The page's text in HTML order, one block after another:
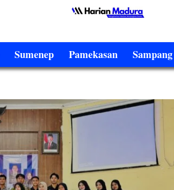
Sumenep Pamekasan Sampang